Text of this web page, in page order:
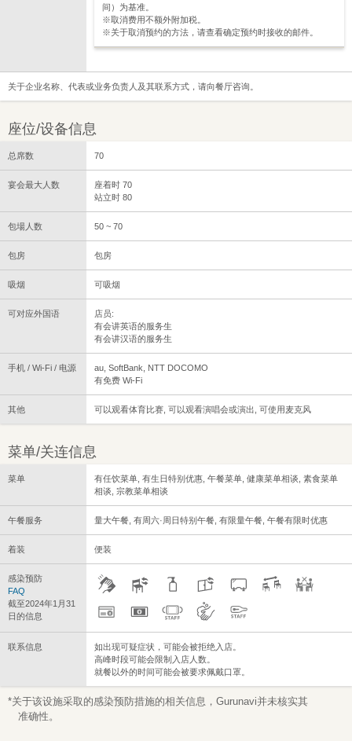
间）为基准。
※取消费用不额外附加税。
※关于取消预约的方法，请查看确定预约时接收的邮件。
关于企业名称、代表或业务负责人及其联系方式，请向餐厅咨询。
座位/设备信息
总席数 70
宴会最大人数
座着时 70
站立时 80
包場人数 50 ~ 70
包房 包房
吸烟 可吸烟
可对应外国语
店员:
有会讲英语的服务生
有会讲汉语的服务生
手机 / Wi-Fi / 电源
au, SoftBank, NTT DOCOMO
有免费 Wi-Fi
其他 可以观看体育比赛, 可以观看演唱会或演出, 可使用麦克风
菜单/关连信息
菜单
有任饮菜单, 有生日特别优惠, 午餐菜单, 健康菜单相谈, 素食菜单
相谈, 宗教菜单相谈
午餐服务 量大午餐, 有周六·周日特别午餐, 有限量午餐, 午餐有限时优惠
着装 便装
感染预防
FAQ
截至2024年1月31
日的信息
联系信息
如出现可疑症状，可能会被拒绝入店。
高峰时段可能会限制入店人数。
就餐以外的时间可能会被要求佩戴口罩。
*关于该设施采取的感染预防措施的相关信息，Gurunavi并未核实其
准确性。